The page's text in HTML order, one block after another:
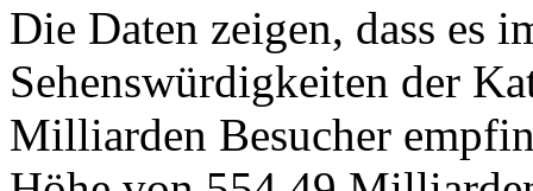
Die Daten zeigen, dass es
Sehenswürdigkeiten der
Milliarden Besucher